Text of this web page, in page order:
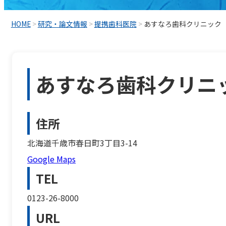
HOME>研究・論文情報 >提携歯科医院 > あすなろ歯科クリニック
あすなろ歯科クリニ
住所
北海道千歳市春日町3丁目3-14
Google Maps
TEL
0123-26-8000
URL